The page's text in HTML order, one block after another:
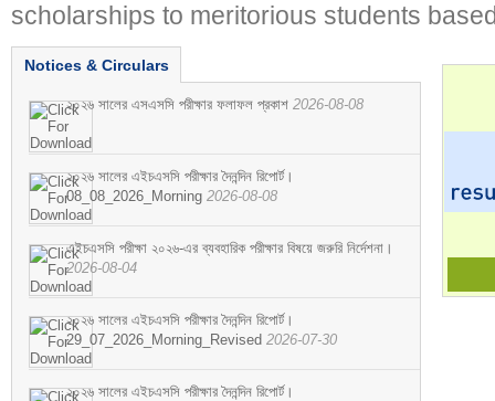
scholarships to meritorious students
Notices & Circulars
২০২৬ সালের এসএসসি পরীক্ষার ফলাফল প্রকাশ 2026-08-08
২০২৬ সালের এইচএসসি পরীক্ষার দৈনন্দিন রিপোর্ট।
08_08_2026_Morning 2026-08-08
এইচএসসি পরীক্ষা ২০২৬-এর ব্যবহারিক পরীক্ষার বিষয়ে জরুরি নির্দেশনা।
2026-08-04
২০২৬ সালের এইচএসসি পরীক্ষার দৈনন্দিন রিপোর্ট।
29_07_2026_Morning_Revised 2026-07-30
২০২৬ সালের এইচএসসি পরীক্ষার দৈনন্দিন রিপোর্ট।